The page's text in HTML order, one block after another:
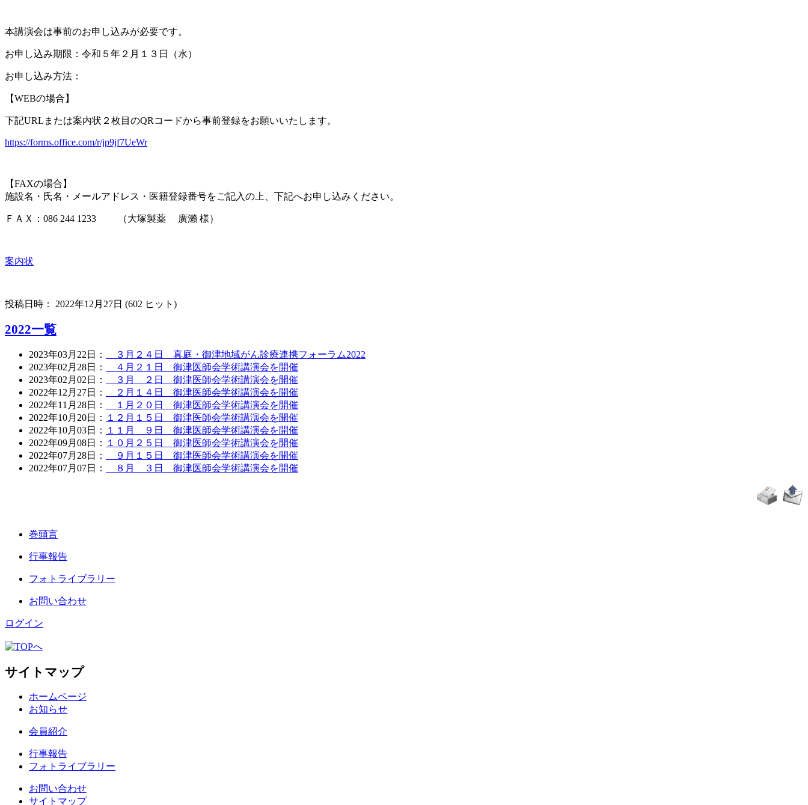
本講演会は事前のお申し込みが必要です。
お申し込み期限：令和５年２月１３日（水）
お申し込み方法：
【WEBの場合】
下記URLまたは案内状２枚目のQRコードから事前登録をお願いいたします。
https://forms.office.com/r/jp9jf7UeWr
【FAXの場合】
施設名・氏名・メールアドレス・医籍登録番号をご記入の上、下記へお申し込みください。
ＦＡＸ：086 244 1233 （大塚製薬 廣瀨 様）
案内状
投稿日時： 2022年12月27日 (602 ヒット )
2022一覧
2023年03月22日：
３月２４日 真庭・御津地域がん診療連携フォーラム2022
2023年02月28日：
４月２１日 御津医師会学術講演会を開催
2023年02月02日：
３月 ２日 御津医師会学術講演会を開催
2022年12月27日：
２月１４日 御津医師会学術講演会を開催
2022年11月28日：
１月２０日 御津医師会学術講演会を開催
2022年10月20日：
１２月１５日 御津医師会学術講演会を開催
2022年10月03日：
１１月 ９日 御津医師会学術講演会を開催
2022年09月08日：
１０月２５日 御津医師会学術講演会を開催
2022年07月28日：
９月１５日 御津医師会学術講演会を開催
2022年07月07日：
８月 ３日 御津医師会学術講演会を開催
巻頭言
行事報告
フォトライブラリー
お問い合わせ
ログイン
サイトマップ
ホームページ
お知らせ
会員紹介
行事報告
フォトライブラリー
お問い合わせ
サイトマップ